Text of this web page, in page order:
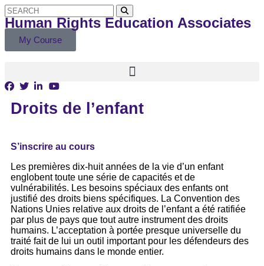
My Course
Human Rights Education Associates
Droits de l’enfant
S’inscrire au cours
Les premières dix-huit années de la vie d’un enfant
englobent toute une série de capacités et de
vulnérabilités. Les besoins spéciaux des enfants ont
justifié des droits biens spécifiques. La Convention des
Nations Unies relative aux droits de l’enfant a été ratifiée
par plus de pays que tout autre instrument des droits
humains. L’acceptation à portée presque universelle du
traité fait de lui un outil important pour les défendeurs des
droits humains dans le monde entier.